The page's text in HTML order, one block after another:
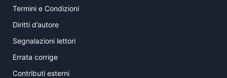
Termini e Condizioni
Diritti d’autore
Segnalazioni lettori
Errata corrige
Contributi esterni